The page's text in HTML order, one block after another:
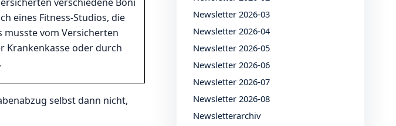
eines Fitness-Studios, die
vom Versicherten
Krankenkasse oder durch
selbst dann nicht,
Newsletter 2026-03
Newsletter 2026-04
Newsletter 2026-05
Newsletter 2026-06
Newsletter 2026-07
Newsletter 2026-08
Newsletterarchiv